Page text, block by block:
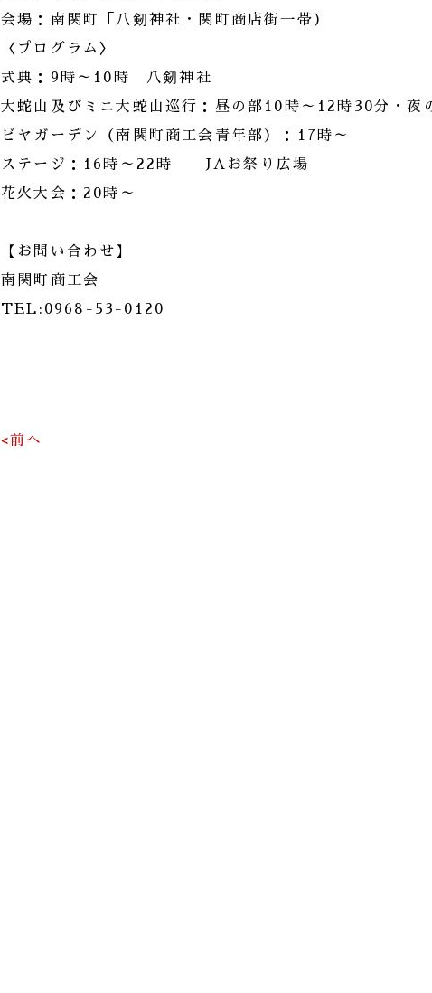
会場：南関町「八剱神社・関町商店街一帯）
〈プログラム〉
式典：9時～10時 八剱神社
大蛇山及びミニ大蛇山巡行：昼の部10時～12時30分・
ビヤガーデン（南関町商工会青年部）：17時～
ステージ：16時～22時 JAお祭り広場
花火大会：20時～
【お問い合わせ】
南関町商工会
TEL:0968-53-0120
<前へ